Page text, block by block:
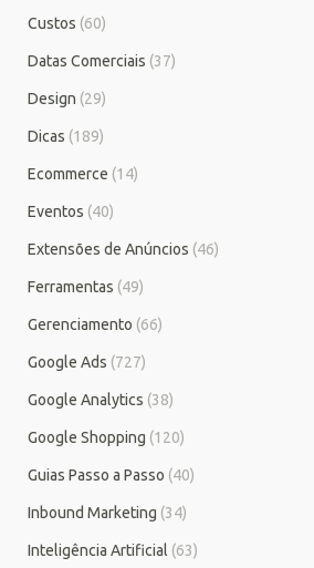
Custos (60)
Datas Comerciais (37)
Design (29)
Dicas (189)
Ecommerce (14)
Eventos (40)
Extensões de Anúncios (46)
Ferramentas (49)
Gerenciamento (66)
Google Ads (727)
Google Analytics (38)
Google Shopping (120)
Guias Passo a Passo (40)
Inbound Marketing (34)
Inteligência Artificial (63)